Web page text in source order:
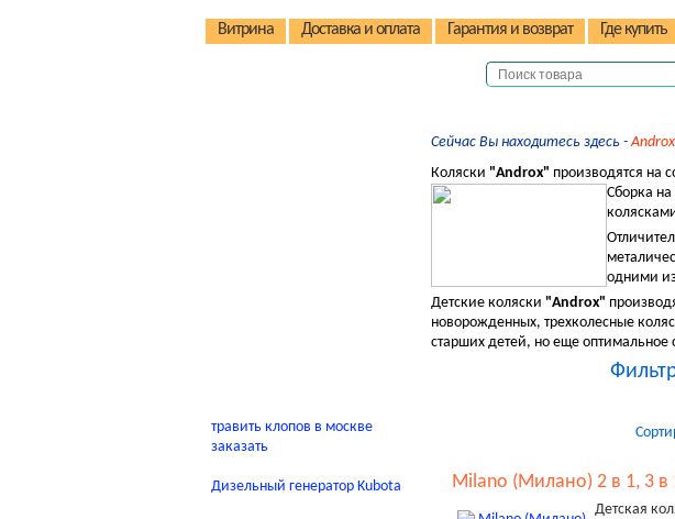
Витрина Доставка и оплата Гарантия и возврат Где купить
Сейчас Вы находитесь здесь -
Коляски "Androx" производятся на
Сборка
одними
Детские коляски "Androx"
новорожденных, трехколесные
старших детей, но еще оптимальное
Milano (Милано) 2 в 1, 3 в
Детская
травить клопов в москве
заказать
Дизельный генератор Kubota